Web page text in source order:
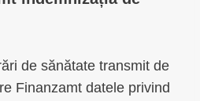
de sănătate transmit de
Finanzamt datele privind